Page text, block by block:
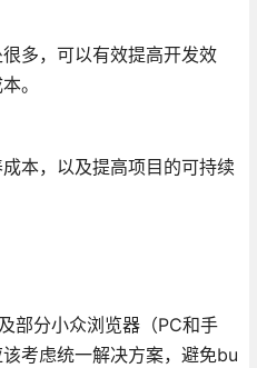
多，可以有效提高开发效
。
本，以及提高项目的可持续
部分小众浏览器（PC和手
考虑统一解决方案，避免bu